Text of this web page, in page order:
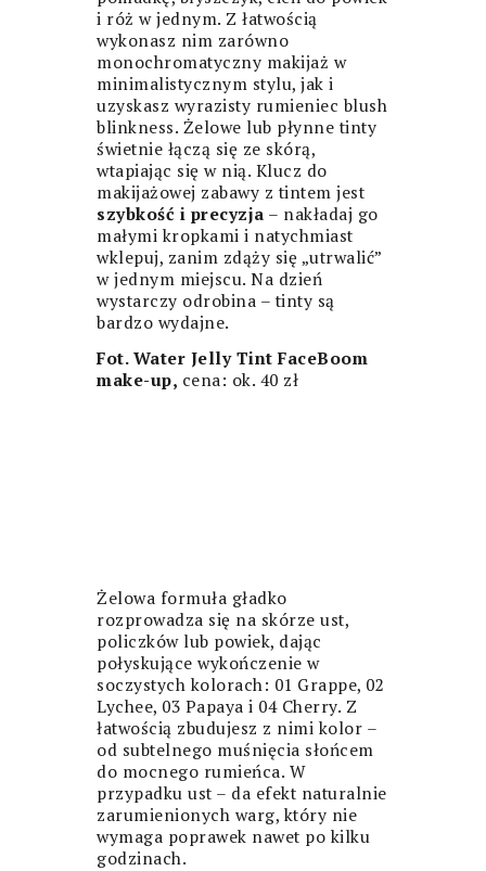
i róż w jednym. Z łatwością
wykonasz nim zarówno
monochromatyczny makijaż w
minimalistycznym stylu, jak i
uzyskasz wyrazisty rumieniec blush
blinkness. Żelowe lub płynne tinty
świetnie łączą się ze skórą,
wtapiając się w nią. Klucz do
makijażowej zabawy z tintem jest
szybkość i precyzja – nakładaj go
małymi kropkami i natychmiast
wklepuj, zanim zdąży się „utrwalić”
w jednym miejscu. Na dzień
wystarczy odrobina – tinty są
bardzo wydajne.
Fot. Water Jelly Tint FaceBoom
make-up, cena: ok. 40 zł
Żelowa formuła gładko
rozprowadza się na skórze ust,
policzków lub powiek, dając
połyskujące wykończenie w
soczystych kolorach: 01 Grappe, 02
Lychee, 03 Papaya i 04 Cherry. Z
łatwością zbudujesz z nimi kolor –
od subtelnego muśnięcia słońcem
do mocnego rumieńca. W
przypadku ust – da efekt naturalnie
zarumienionych warg, który nie
wymaga poprawek nawet po kilku
godzinach.